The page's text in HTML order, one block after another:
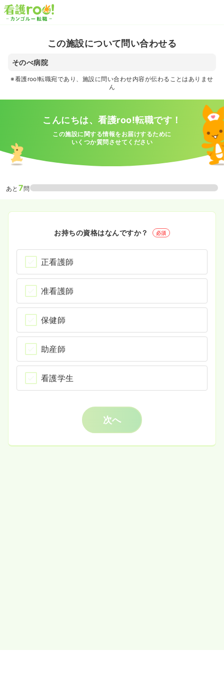
この施設について問い合わせる
そのべ病院
※看護roo!転職宛であり、施設に問い合わせ内容が伝わることはありませ
ん
こんにちは、看護roo!転職です！
この施設に関する情報をお届けするために
いくつか質問させてください
あと 7問
お持ちの資格はなんですか？ 必須
正看護師
准看護師
保健師
助産師
看護学生
次へ